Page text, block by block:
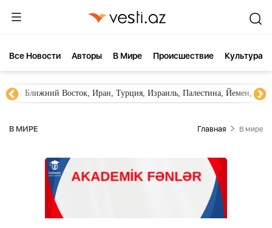
Все Новости Aвторы В Мире Происшествие Культура
Ближний Восток, Иран, Турция, Израиль, Палестина, Йемен,
В МИРЕ Главная В мире